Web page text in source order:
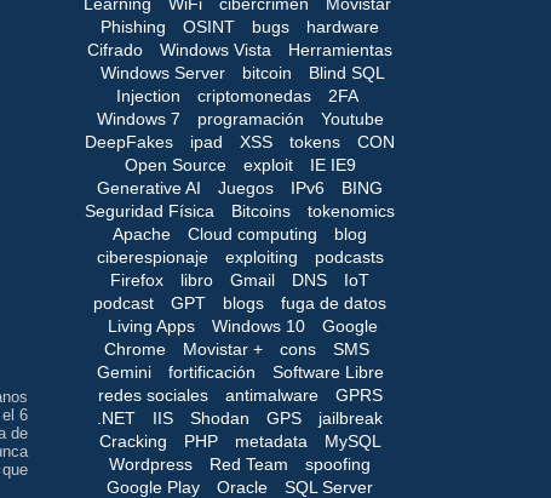
6
de
Phishing
OSINT bugs
hardware
Cifrado
Windows Vista
Herramientas
Windows Server
bitcoin
Blind SQL
Injection
criptomonedas
2FA
Windows 7
programación
Youtube
DeepFakes
ipad XSS tokens
CON
Open Source
exploit
IE IE9
Generative AI
Juegos IPv6
BING
Seguridad Física
Bitcoins
tokenomics
Apache
Cloud computing
blog
ciberespionaje
exploiting
podcasts
Firefox
libro Gmail DNS
IoT
podcast
GPT blogs
fuga de datos
Living Apps
Windows 10
Google
Chrome
Movistar + cons
SMS
Gemini
fortificación
Software Libre
redes sociales
antimalware
GPRS
.NET
IIS Shodan GPS
jailbreak
Cracking
PHP metadata
MySQL
Wordpress
Red Team
spoofing
Google Play
Oracle
SQL Server